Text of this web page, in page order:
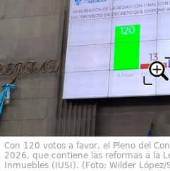
Con 120 votos a favor, el Pleno del
2026, que contiene las reformas a la
Inmuebles (IUSI). (Foto: Wilder López/